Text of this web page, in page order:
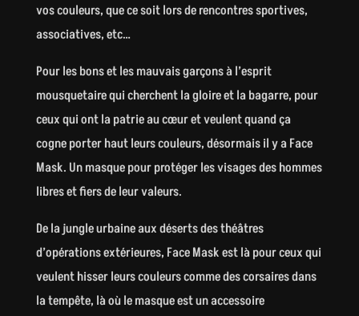
vos couleurs, que ce soit lors de rencontres sportives,
associatives, etc…
Pour les bons et les mauvais garçons à l’esprit
mousquetaire qui cherchent la gloire et la bagarre, pour
ceux qui ont la patrie au cœur et veulent quand ça
cogne porter haut leurs couleurs, désormais il y a Face
Mask. Un masque pour protéger les visages des hommes
libres et fiers de leur valeurs.
De la jungle urbaine aux déserts des théâtres
d’opérations extérieures, Face Mask est là pour ceux qui
veulent hisser leurs couleurs comme des corsaires dans
la tempête, là où le masque est un accessoire